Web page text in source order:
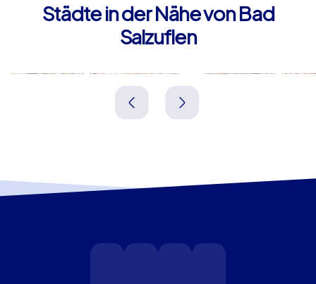
Städte in der Nähe von Bad
Salzuflen
Herford
Deutschland
Lemgo